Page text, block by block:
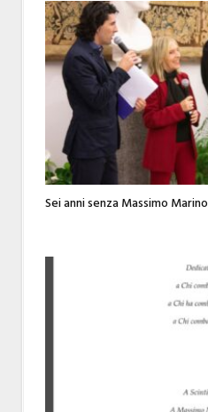
Sei anni senza Massimo Marino